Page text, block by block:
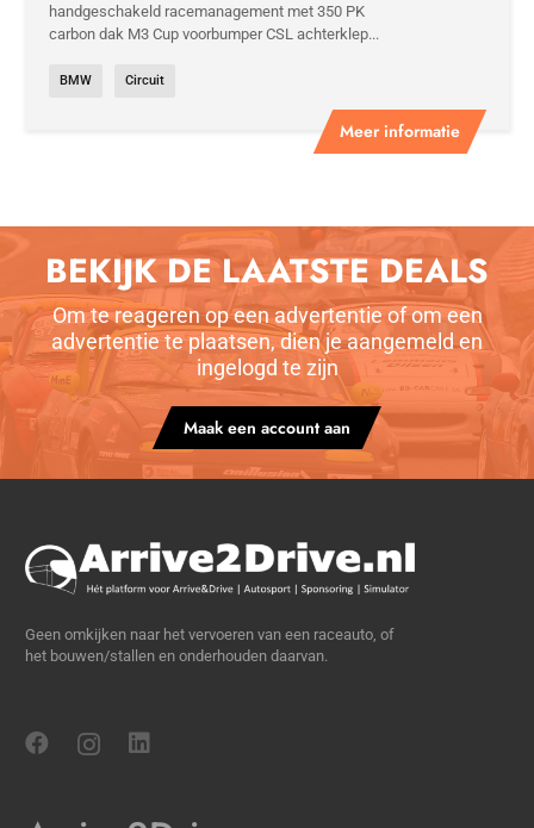
Meer informatie
handgeschakeld racemanagement met 350 PK
carbon dak M3 Cup voorbumper CSL achterklep...
BMW Circuit
BEKIJK DE LAATSTE DEALS
Om te reageren op een advertentie of om een
advertentie te plaatsen, dien je aangemeld en
ingelogd te zijn
Maak een account aan
Geen omkijken naar het vervoeren van een raceauto, of
het bouwen/stallen en onderhouden daarvan.